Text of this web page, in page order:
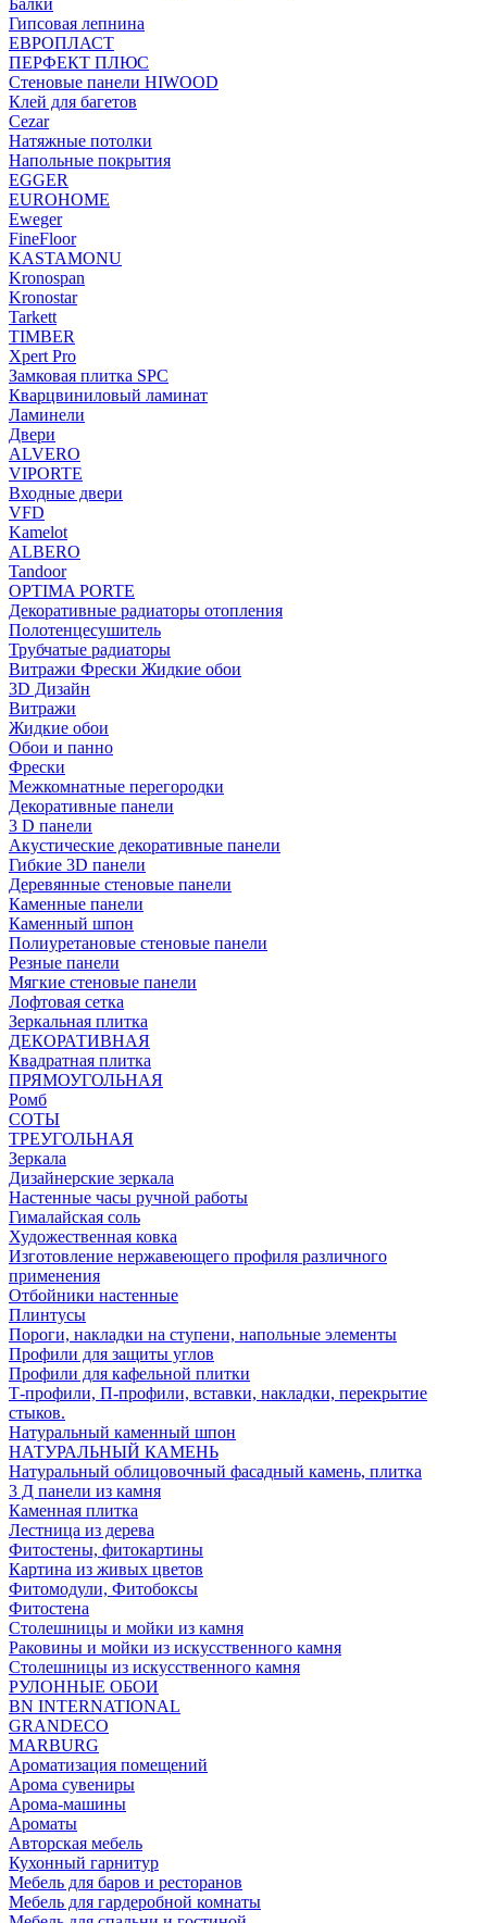
Гипсовая лепнина
ЕВРОПЛАСТ
ПЕРФЕКТ ПЛЮС
Стеновые панели HIWOOD
Клей для багетов
Cezar
Натяжные потолки
Напольные покрытия
EGGER
EUROHOME
Eweger
FineFloor
KASTAMONU
Kronospan
Kronostar
Tarkett
TIMBER
Xpert Pro
Замковая плитка SPC
Кварцвиниловый ламинат
Ламинели
Двери
ALVERO
VIPORTE
Входные двери
VFD
Kamelot
ALBERO
Tandoor
OPTIMA PORTE
Декоративные радиаторы отопления
Полотенцесушитель
Трубчатые радиаторы
Витражи Фрески Жидкие обои
3D Дизайн
Витражи
Жидкие обои
Обои и панно
Фрески
Межкомнатные перегородки
Декоративные панели
3 D панели
Акустические декоративные панели
Гибкие 3D панели
Деревянные стеновые панели
Каменные панели
Каменный шпон
Полиуретановые стеновые панели
Резные панели
Мягкие стеновые панели
Лофтовая сетка
Зеркальная плитка
ДЕКОРАТИВНАЯ
Квадратная плитка
ПРЯМОУГОЛЬНАЯ
Ромб
СОТЫ
ТРЕУГОЛЬНАЯ
Зеркала
Дизайнерские зеркала
Настенные часы ручной работы
Гималайская соль
Художественная ковка
Изготовление нержавеющего профиля различного
применения
Отбойники настенные
Плинтусы
Пороги, накладки на ступени, напольные элементы
Профили для защиты углов
Профили для кафельной плитки
Т-профили, П-профили, вставки, накладки, перекрытие
стыков.
Натуральный каменный шпон
НАТУРАЛЬНЫЙ КАМЕНЬ
Натуральный облицовочный фасадный камень, плитка
3 Д панели из камня
Каменная плитка
Лестница из дерева
Фитостены, фитокартины
Картина из живых цветов
Фитомодули, Фитобоксы
Фитостена
Столешницы и мойки из камня
Раковины и мойки из искусственного камня
Столешницы из искусственного камня
РУЛОННЫЕ ОБОИ
BN INTERNATIONAL
GRANDECO
MARBURG
Ароматизация помещений
Арома сувениры
Арома-машины
Ароматы
Авторская мебель
Кухонный гарнитур
Мебель для баров и ресторанов
Мебель для гардеробной комнаты